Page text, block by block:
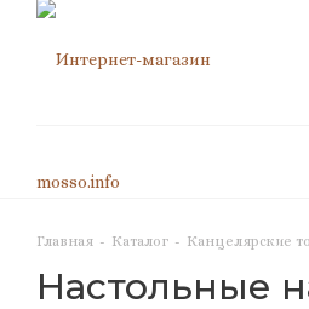
Главная - Каталог - Канцелярские
Настольные